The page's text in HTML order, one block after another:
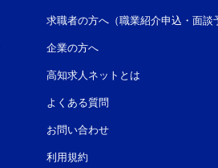
求職者の方へ（職業紹介申込・面談
企業の方へ
高知求人ネットとは
よくある質問
お問い合わせ
利用規約